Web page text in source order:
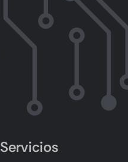
Servicios